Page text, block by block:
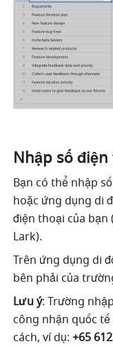
Nhập số
Bạn có thể nhập
hoặc ứng dụng di
điện thoại của
Lark).
Trên ứng dụng di
bên phải của
Lưu ý: Trường
công nhận quốc
cách, ví dụ: +65